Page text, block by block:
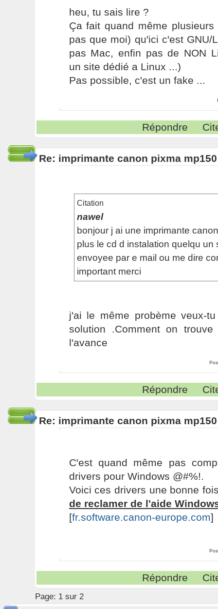
heu, tu sais lire ?
Ça fait quand même
pas que moi) qu'ici c'est GNU/
pas Mac, enfin pas de NON
un site dédié a Linux ...)
Pas possible, c'est un fake ...
Répondre
Re: imprimante canon pixma mp150
Citation
nawel
bonjour j ai une imprimante
plus le cd d instalation quelqu un
envoyee par e mail ou me dire
important merci
j'ai le même probème veux-
solution .Comment on
l'avance
Répondre
Re: imprimante canon pixma mp150
C'est quand même pas
drivers pour Windows @#%!.
Voici ces drivers une bonne
de reclamer de l'aide
[fr.software.canon-europe.com]
Répondre
Page: 1 sur 2